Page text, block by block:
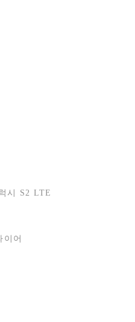
시 S2 LTE
어